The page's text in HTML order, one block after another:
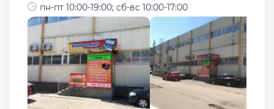
пн-пт 10:00-19:00; сб-вс 10:00-17:00